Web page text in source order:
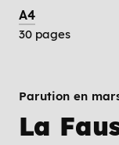
A4
30 pages
Parution en
La